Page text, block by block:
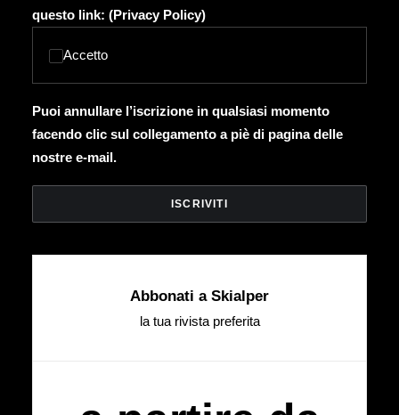
questo link: (Privacy Policy)
Accetto
Puoi annullare l’iscrizione in qualsiasi momento
facendo clic sul collegamento a piè di pagina delle
nostre e-mail.
Abbonati a Skialper
la tua rivista preferita